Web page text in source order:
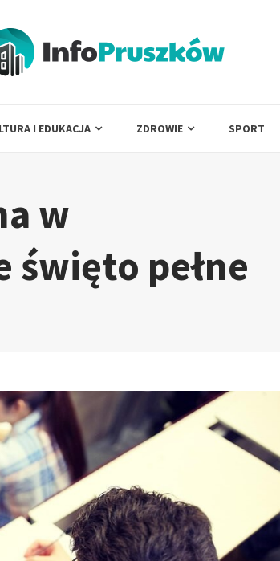
I EDUKACJA ZDROWIE SPORT
w
święto pełne